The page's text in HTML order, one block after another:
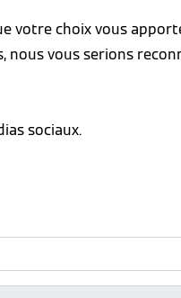
votre choix vous
nous vous serions
sociaux.